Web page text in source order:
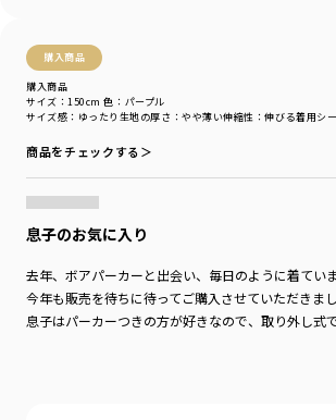
購入商品
購入商品
サイズ感 ：ゆったり 生地の厚さ ：やや薄い伸縮性 ：伸びる着用シ
サイズ：150cm 色：パープル
商品をチェックする＞
息子のお気に入り
去年、ボアパーカーと出会い、毎日のように着ていま
今年も販売を待ちに待ってご購入させていただきまし
息子はパーカーつきの方が好きなので、取り外し